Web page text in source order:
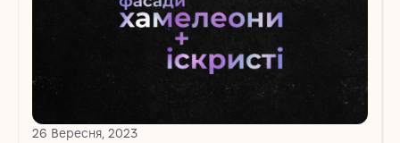
26 Вересня, 2023